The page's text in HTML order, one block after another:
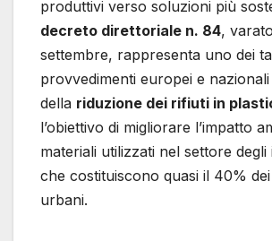
produttivi verso soluzioni più
decreto direttoriale n. 84,
settembre, rappresenta uno dei
provvedimenti europei e
della riduzione dei rifiuti in
l’obiettivo di migliorare l’impatto
materiali utilizzati nel settore degli
che costituiscono quasi il 40%
urbani.